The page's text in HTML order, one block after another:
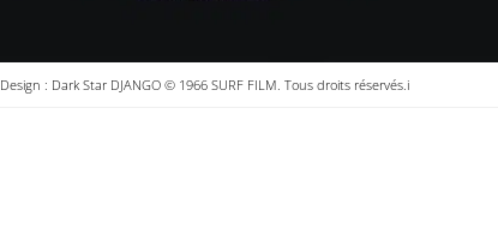
Design : Dark Star DJANGO © 1966 SURF FILM. Tous droits réservés.i